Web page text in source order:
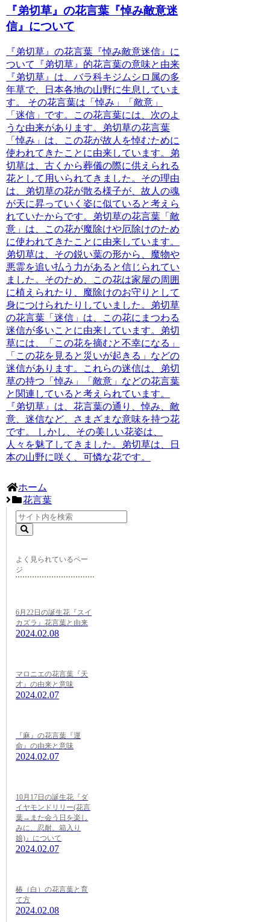
『弟切草』の花言葉『悼み敵意迷
信』について
『弟切草』の花言葉『悼み敵意迷信』に
ついて
『弟切草』的花言葉の意味と由来
『弟切草』は、バラ科キジムシロ属の多
年草で、日本各地の山野に生息していま
す。
その花言葉は「悼み」「敵意」
「迷信」です。この花言葉には、次のよ
うな由来があります。弟切草の花言葉
「悼み」は、この花が故人を悼むために
使われてきたことに由来しています。弟
切草は、古くから葬儀の際に供えられる
花として用いられてきました。その理由
は、弟切草の花が散る様子が、故人の魂
が天に昇っていく姿に似ていると考えら
れていたからです。弟切草の花言葉「敵
意」は、この花が魔除けや厄除けのため
に使われてきたことに由来しています。
弟切草は、その鋭い葉の形から、魔物や
悪霊を追い払う力があると信じられてい
ました。そのため、この花は家屋の周囲
に植えられたり、魔除けのお守りとして
身につけられたりしていました。弟切草
の花言葉「迷信」は、この花にまつわる
迷信が多いことに由来しています。弟切
草には、「この花を摘むと不幸になる」
「この花を見ると災いが起きる」などの
迷信があります。これらの迷信は、弟切
草の持つ「悼み」「敵意」などの花言葉
と関連していると考えられています。
『弟切草』は、花言葉の通り、悼み、敵
意、迷信など、さまざまな意味を持つ花
です。
しかし、その美しい花姿は、
人々を魅了してきました。弟切草は、日
本の山野に咲く、可憐な花です。
ホーム
花言葉
よく見られているペー
ジ
6月22日の誕生花『スイ
カズラ』花言葉と由来
2024.02.08
マロニエの花言葉『天
才』の由来と意味
2024.02.07
『麻』の花言葉『運
命』の由来と意味
2024.02.07
10月17日の誕生花『ダ
イヤモンドリリー(花言
葉→また会う日を楽し
みに、忍耐、箱入り
娘)』について
2024.02.07
椿（白）の花言葉と育
て方
2024.02.08